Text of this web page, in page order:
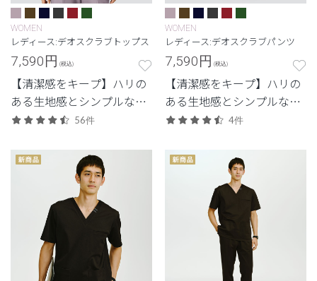
WOMEN
レディース:デオスクラブトップス
7,590円 (税込)
【清潔感をキープ】ハリの
ある生地感とシンプルなデ
ザイン。清潔感と快適さに
ル。
56件
WOMEN
レディース:デオスクラブパンツ
7,590円 (税込)
【清潔感をキープ】ハリの
ある生地感とシンプルなデ
ザイン。清潔感と快適さに
ル。
4件